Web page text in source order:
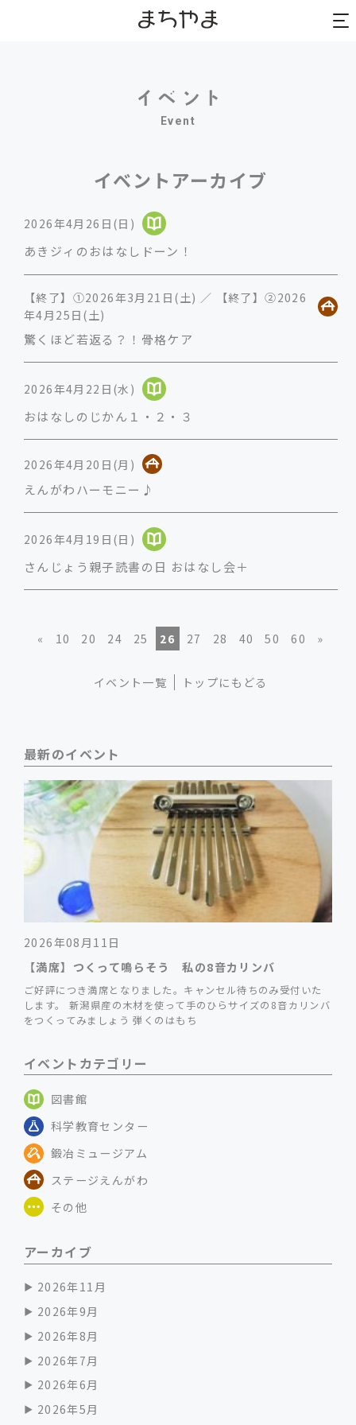
Event
イベントアーカイブ
2026年4月26日(日)
あきジィのおはなしドーン！
【終了】①2026年3月21日(土) ／ 【終了】②2026
年4月25日(土)
驚くほど若返る？！骨格ケア
2026年4月22日(水)
おはなしのじかん１・２・３
2026年4月20日(月)
えんがわハーモニー♪
2026年4月19日(日)
さんじょう親子読書の日 おはなし会＋
« 10 20 24 25 26 27 28 40 50 60 »
イベント一覧 トップにもどる
最新のイベント
2026年08月11日
【満席】つくって鳴らそう 私の8音カリンバ
ご好評につき満席となりました。キャンセル待ちのみ受付いた
します。 新潟県産の木材を使って手のひらサイズの8音カリンバ
をつくってみましょう 弾くのはもち
イベントカテゴリー
図書館
科学教育センター
鍛冶ミュージアム
ステージえんがわ
その他
アーカイブ
2026年11月
2026年9月
2026年8月
2026年7月
2026年6月
2026年5月